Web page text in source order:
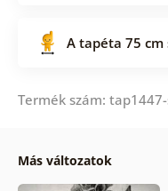
A tapéta 75 cm
Termék szám:
Más változatok